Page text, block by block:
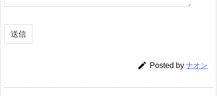
 Posted by ナオン